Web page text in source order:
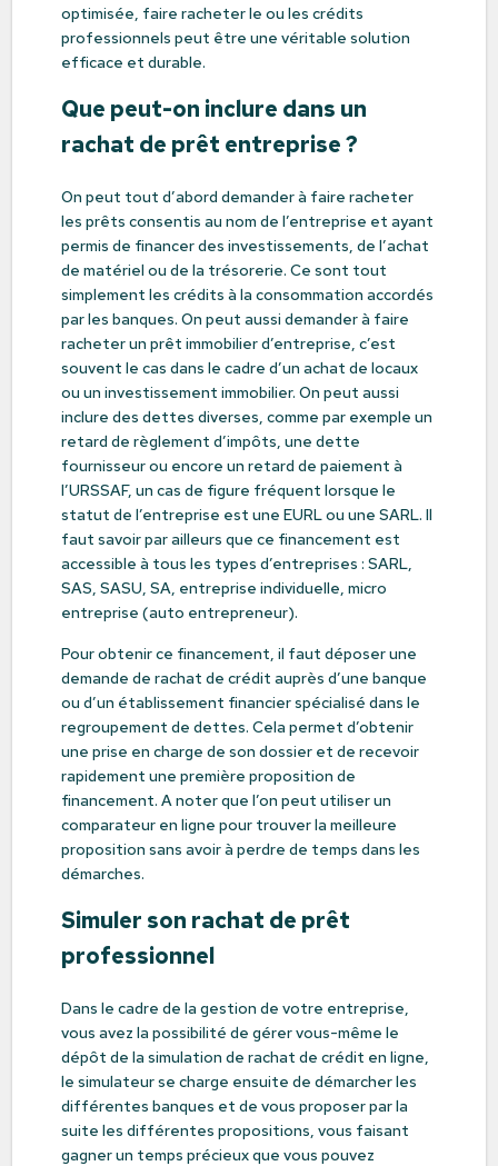
optimisée, faire racheter le ou les crédits
professionnels peut être une véritable solution
efficace et durable.
Que peut-on inclure dans un
rachat de prêt entreprise ?
On peut tout d’abord demander à faire racheter
les prêts consentis au nom de l’entreprise et ayant
permis de financer des investissements, de l’achat
de matériel ou de la trésorerie. Ce sont tout
simplement les crédits à la consommation accordés
par les banques. On peut aussi demander à faire
racheter un prêt immobilier d’entreprise, c’est
souvent le cas dans le cadre d’un achat de locaux
ou un investissement immobilier. On peut aussi
inclure des dettes diverses, comme par exemple un
retard de règlement d’impôts, une dette
fournisseur ou encore un retard de paiement à
l’URSSAF, un cas de figure fréquent lorsque le
statut de l’entreprise est une EURL ou une SARL. Il
faut savoir par ailleurs que ce financement est
accessible à tous les types d’entreprises : SARL,
SAS, SASU, SA, entreprise individuelle, micro
entreprise (auto entrepreneur).
Pour obtenir ce financement, il faut déposer une
demande de rachat de crédit auprès d’une banque
ou d’un établissement financier spécialisé dans le
regroupement de dettes. Cela permet d’obtenir
une prise en charge de son dossier et de recevoir
rapidement une première proposition de
financement. A noter que l’on peut utiliser un
comparateur en ligne pour trouver la meilleure
proposition sans avoir à perdre de temps dans les
démarches.
Simuler son rachat de prêt
professionnel
Dans le cadre de la gestion de votre entreprise,
vous avez la possibilité de gérer vous-même le
dépôt de la simulation de rachat de crédit en ligne,
le simulateur se charge ensuite de démarcher les
différentes banques et de vous proposer par la
suite les différentes propositions, vous faisant
gagner un temps précieux que vous pouvez